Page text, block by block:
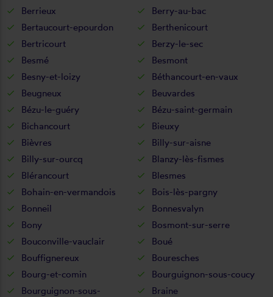
Berrieux
Berry-au-bac
Bertaucourt-epourdon
Berthenicourt
Bertricourt
Berzy-le-sec
Besmé
Besmont
Besny-et-loizy
Béthancourt-en-vaux
Beugneux
Beuvardes
Bézu-le-guéry
Bézu-saint-germain
Bichancourt
Bieuxy
Bièvres
Billy-sur-aisne
Billy-sur-ourcq
Blanzy-lès-fismes
Blérancourt
Blesmes
Bohain-en-vermandois
Bois-lès-pargny
Bonneil
Bonnesvalyn
Bony
Bosmont-sur-serre
Bouconville-vauclair
Boué
Bouffignereux
Bouresches
Bourg-et-comin
Bourguignon-sous-coucy
Bourguignon-sous-
Braine